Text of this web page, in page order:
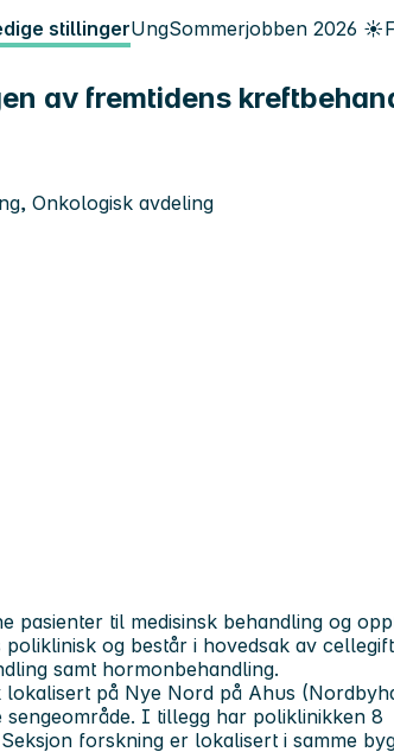
stillingerUngSommerjobben 2026 ☀️
av fremtidens
Onkologisk avdeling
pasienter til medisinsk behandling og
poliklinisk og består i hovedsak av
samt hormonbehandling.
på Nye Nord på Ahus
I tillegg har poliklinikken 8
forskning er lokalisert i samme